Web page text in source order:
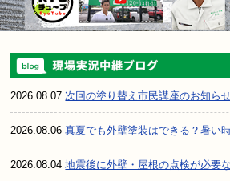
2026.08.07次回の塗り替え市民講座のお知らせ
2026.08.06真夏でも外壁塗装はできる？暑い
2026.08.04地震後に外壁・屋根の点検が必要